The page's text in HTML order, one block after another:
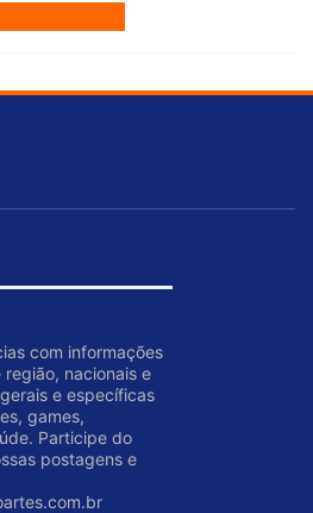
com informações
nacionais e
e específicas
games,
Participe do
postagens e